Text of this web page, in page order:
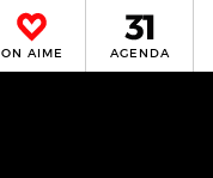
ON AIME AGENDA